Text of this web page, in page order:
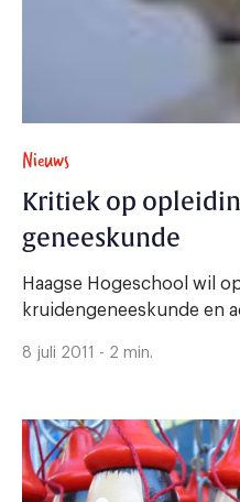
Nieuws
Kritiek op
geneeskunde
Haagse Hogeschool wil
kruidengeneeskunde en
8 juli 2011 - 2 min.